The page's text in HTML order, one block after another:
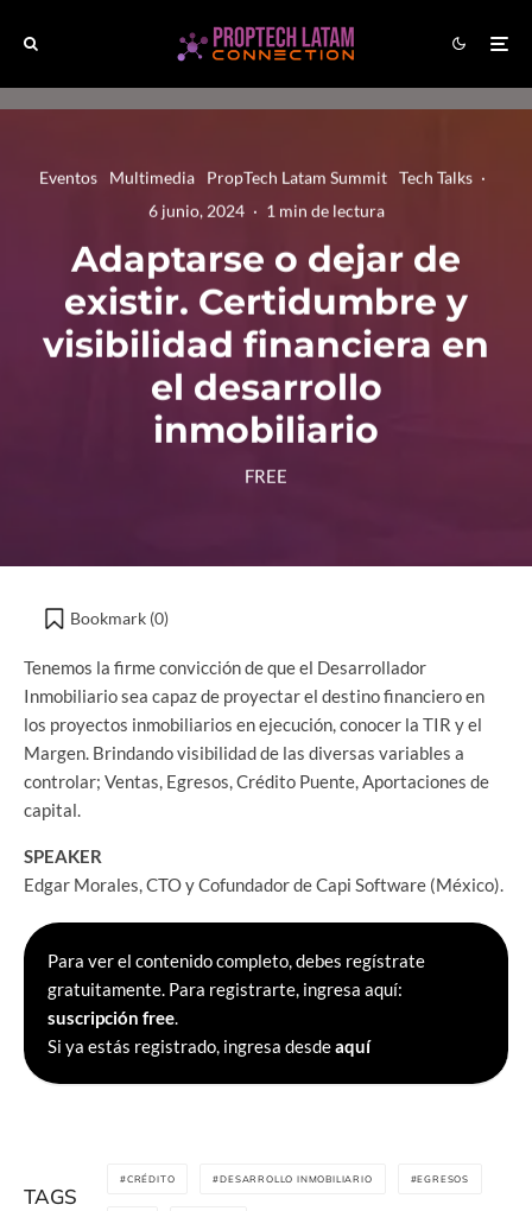
Eventos Multimedia PropTech Latam Summit Tech Talks ·
6 junio, 2024 · 1 min de lectura
Adaptarse o dejar de
existir. Certidumbre y
visibilidad financiera en
el desarrollo
inmobiliario
FREE
Bookmark (0)
Tenemos la firme convicción de que el Desarrollador
Inmobiliario sea capaz de proyectar el destino financiero en
los proyectos inmobiliarios en ejecución, conocer la TIR y el
Margen. Brindando visibilidad de las diversas variables a
controlar; Ventas, Egresos, Crédito Puente, Aportaciones de
capital.
SPEAKER
Edgar Morales, CTO y Cofundador de Capi Software (México).
Para ver el contenido completo, debes regístrate
gratuitamente. Para registrarte, ingresa aquí:
suscripción free.
Si ya estás registrado, ingresa desdeaquí
TAGS
CRÉDITO DESARROLLO INMOBILIARIO EGRESOS